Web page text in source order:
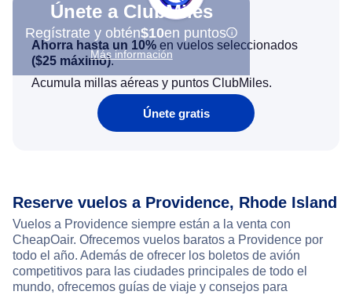
Únete a ClubMiles
Regístrate y obtén$10en puntos
Más información
Ahorra hasta un 10% en vuelos seleccionados
($25 máximo).
Acumula millas aéreas y puntos ClubMiles.
Únete gratis
Reserve vuelos a Providence, Rhode Island
Vuelos a Providence siempre están a la venta con
CheapOair. Ofrecemos vuelos baratos a Providence por
todo el año. Además de ofrecer los boletos de avión
competitivos para las ciudades principales de todo el
mundo, ofrecemos guías de viaje y consejos para